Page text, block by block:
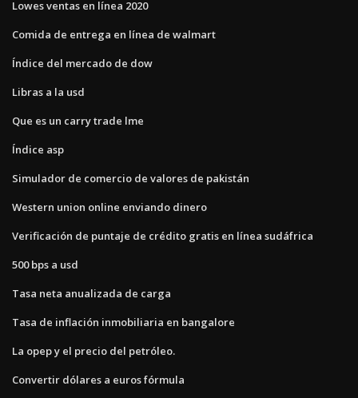
Lowes ventas en línea 2020
Comida de entrega en línea de walmart
Índice del mercado de dow
Libras a la usd
Que es un carry trade lme
Índice asp
Simulador de comercio de valores de pakistán
Western union online enviando dinero
Verificación de puntaje de crédito gratis en línea sudáfrica
500 bps a usd
Tasa neta anualizada de carga
Tasa de inflación inmobiliaria en bangalore
La opep y el precio del petróleo.
Convertir dólares a euros fórmula